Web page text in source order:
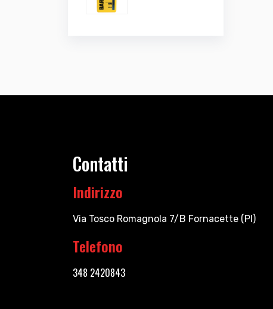
Contatti
Indirizzo
Via Tosco Romagnola 7/B Fornacette (PI)
Telefono
348 2420843